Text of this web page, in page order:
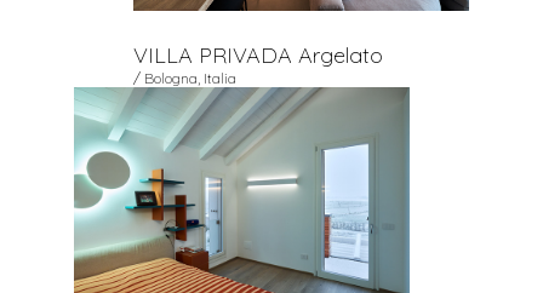
VILLA PRIVADA Argelato
/ Bologna, Italia